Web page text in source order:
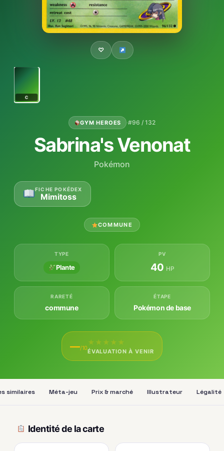
♡
C
GYM HEROES ·#96 / 132
Sabrina's Venonat
Pokémon
FICHE POKÉDEX
Mimitoss
COMMUNE
TYPE
Plante
PV
40 HP
RARETÉ
commune
ÉTAPE
Pokémon de base
—/10
★ ★ ★ ★ ★
ÉVALUATION À VENIR
similaires Méta-jeu Prix & marché Illustrateur Légalité
Identité de la carte